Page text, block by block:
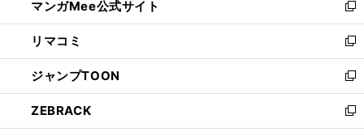
く
ド
ウ
で
開
く
ィ
ン
ド
ウ
で
開
く
い
ウ
ィ
ン
ド
ウ
で
開
マンガMee公式サイト
新
し
い
ウ
ィ
ン
ド
ウ
リマコミ
新
し
い
ウ
ィ
ン
ジャンプTOON
新
し
い
ウ
ZEBRACK
新
し